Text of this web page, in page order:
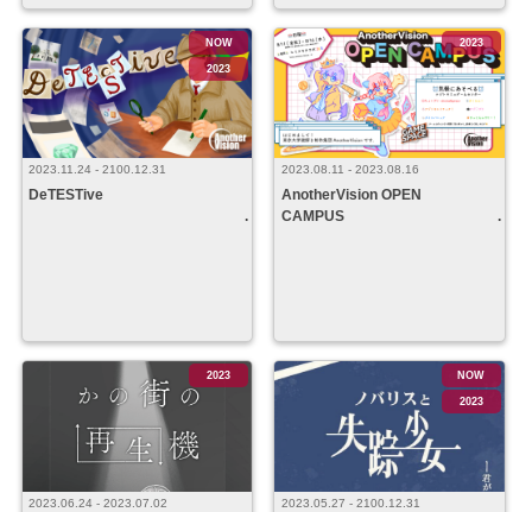
2023.11.24 - 2100.12.31
DeTESTive
NOW
2023
2023.08.11 - 2023.08.16
AnotherVision OPEN
CAMPUS
2023
2023.06.24 - 2023.07.02
2023
2023.05.27 - 2100.12.31
NOW
2023